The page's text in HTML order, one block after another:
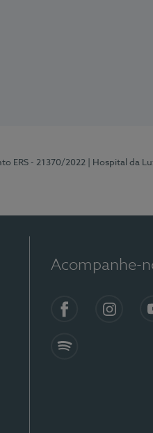
ERS - 21370/2022 | Hospital da
Acompanhe-